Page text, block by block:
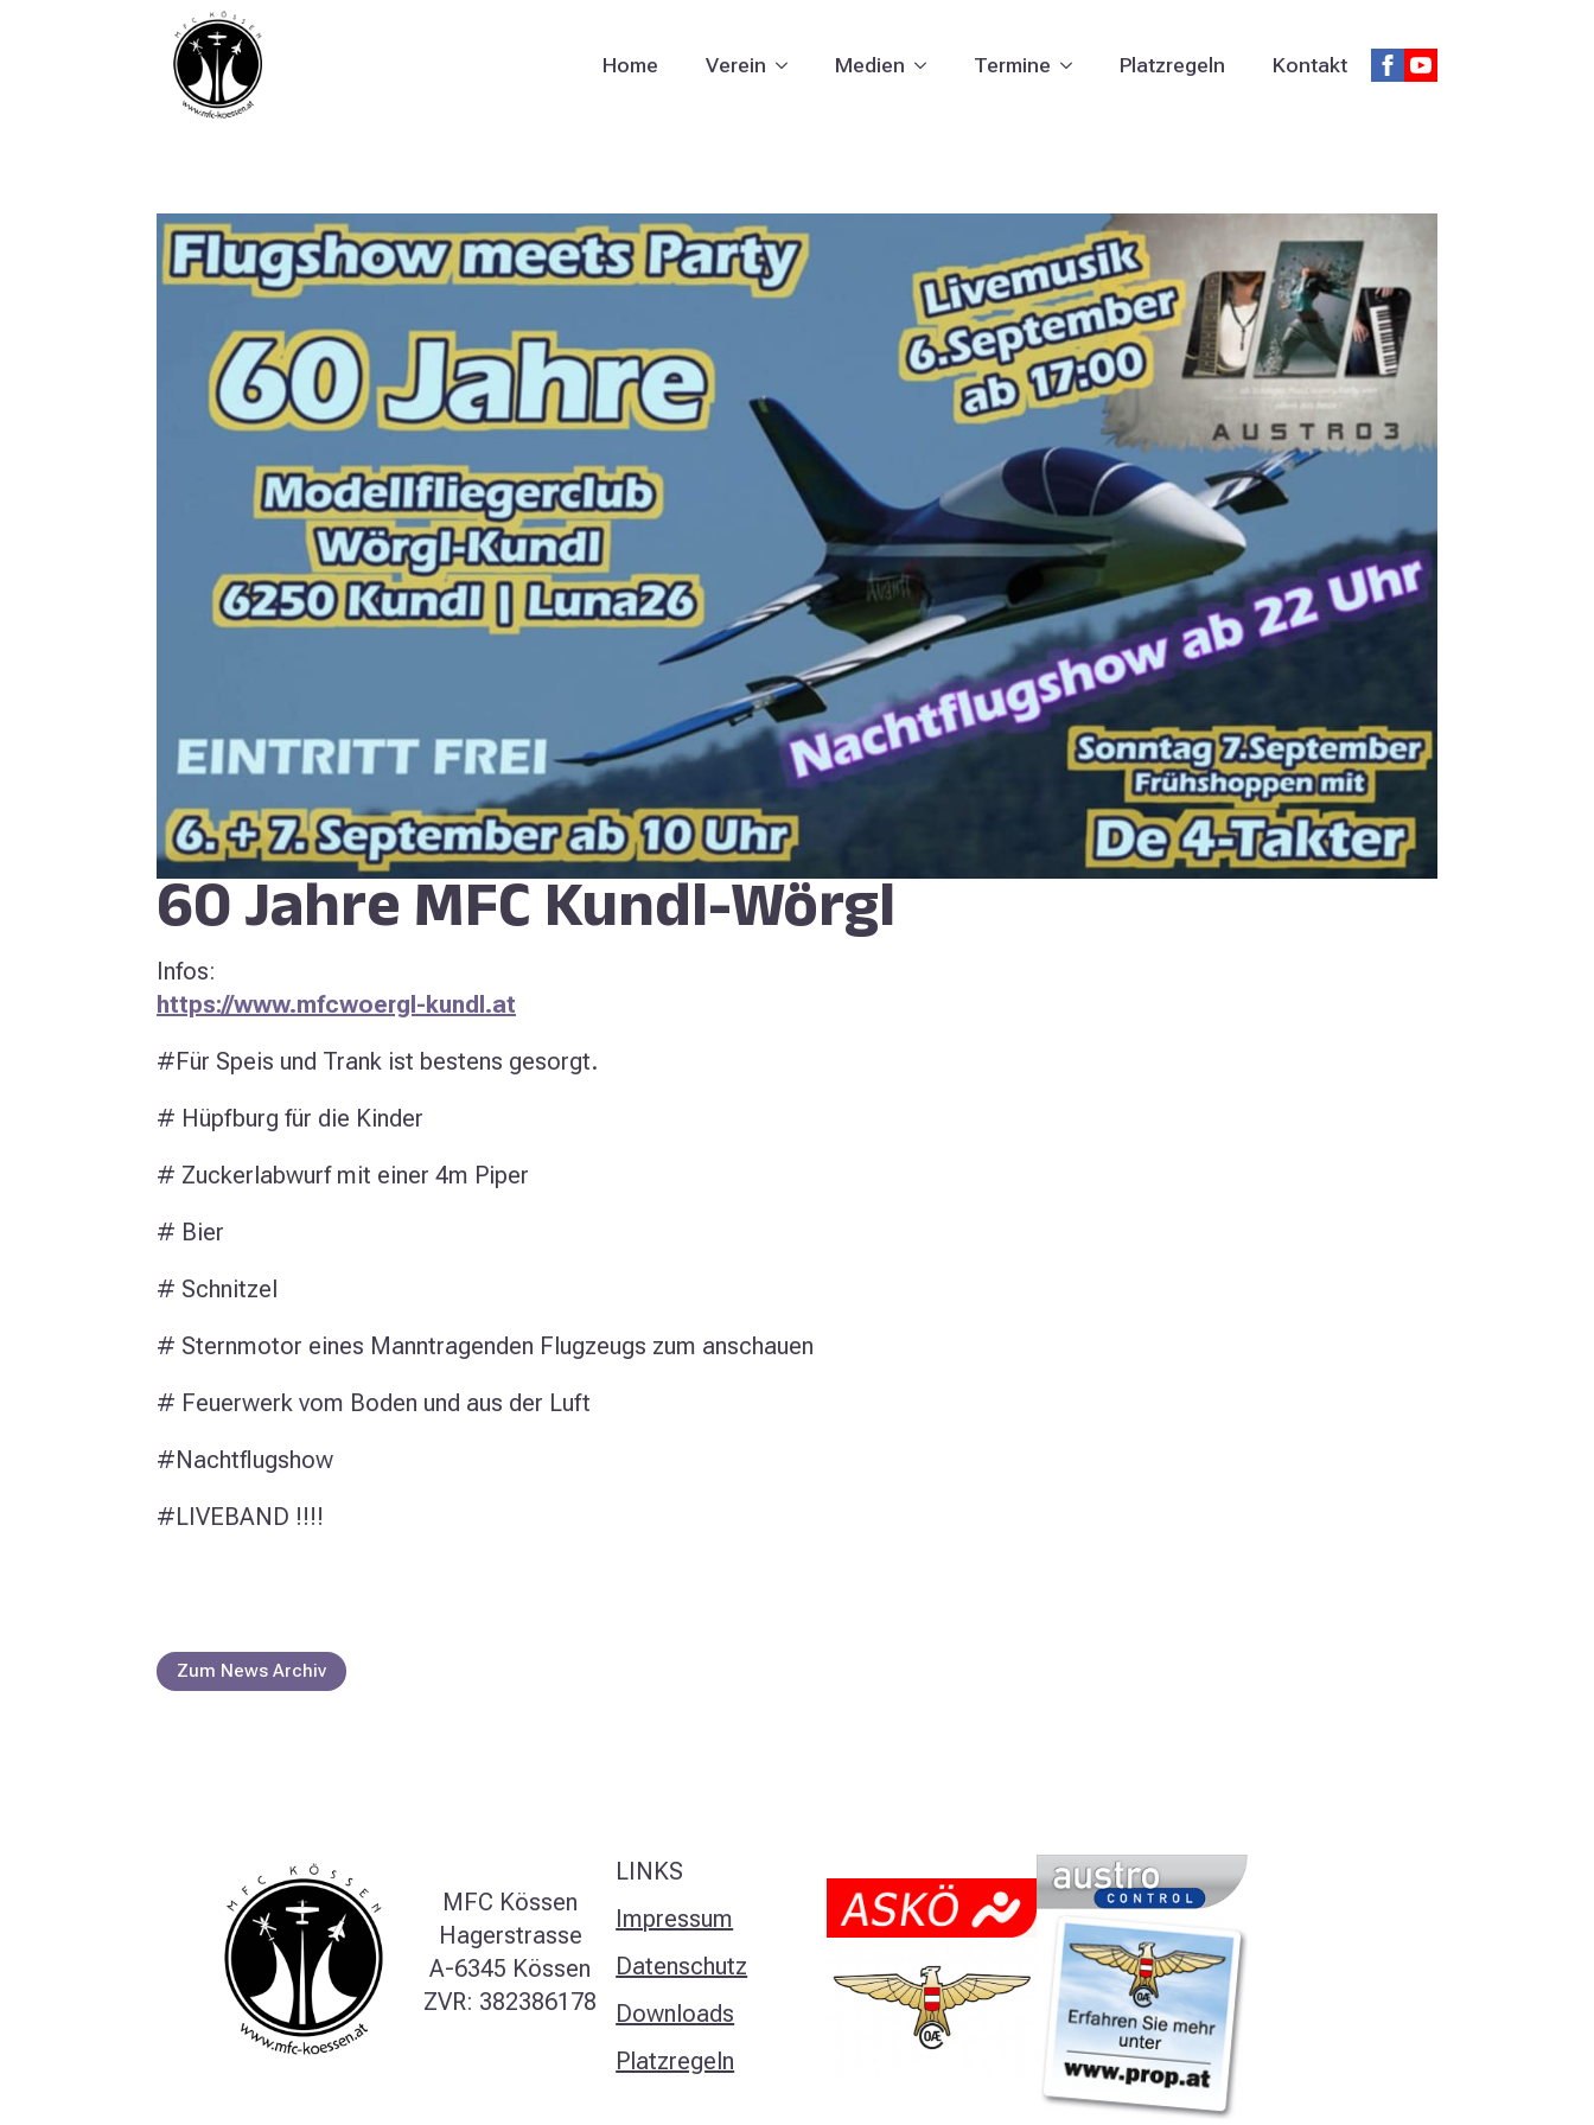
Home Verein Medien Termine Platzregeln Kontakt
60 Jahre MFC Kundl-Wörgl
Infos:
https://www.mfcwoergl-kundl.at
#Für Speis und Trank ist bestens gesorgt.
# Hüpfburg für die Kinder
# Zuckerlabwurf mit einer 4m Piper
# Bier
# Schnitzel
# Sternmotor eines Manntragenden Flugzeugs zum anschauen
# Feuerwerk vom Boden und aus der Luft
#Nachtflugshow
#LIVEBAND !!!!
Zum News Archiv
MFC Kössen
Hagerstrasse
A-6345 Kössen
ZVR: 382386178
LINKS
Impressum
Datenschutz
Downloads
Platzregeln